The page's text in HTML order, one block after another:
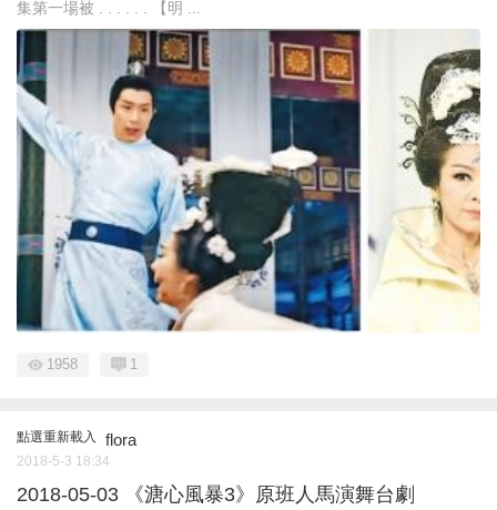
集第一場被 . . . . . . 【明 ...
1958 1
點選重新載入 flora
2018-5-3 18:34
2018-05-03 《溏心風暴3》原班人馬演舞台劇